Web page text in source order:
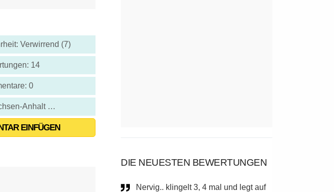
Verwirrend (7)
14
0
Stadt: Wulfen Sachsen-Anhalt - Deutschland
EINFÜGEN
DIE NEUESTEN BEWERTUNGEN
Nervig.. klingelt 3, 4 mal und legt auf